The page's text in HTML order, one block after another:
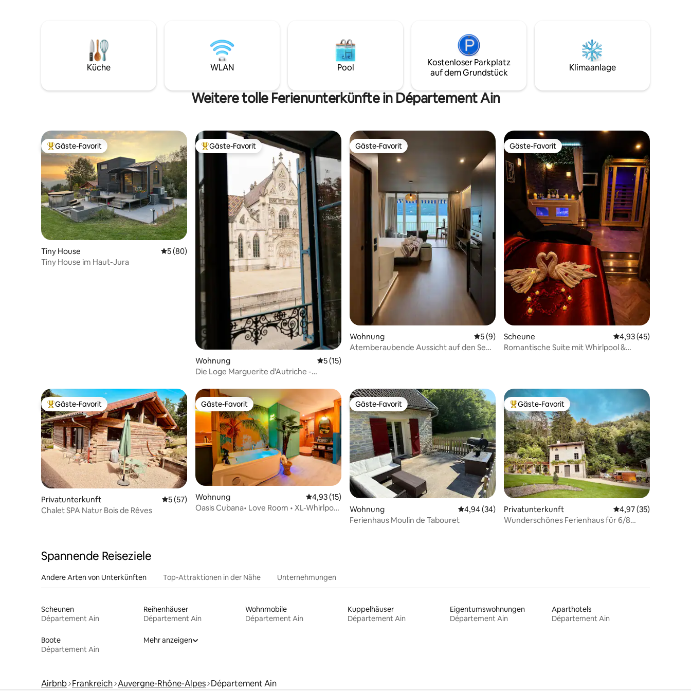
Balneotherapie lädt Sie zu einem
Moment der totalen Entspannung ein,
ideal, um neue Energie zu tanken. Nur
wenige Schritte von den besten
und lassen Sie die Magie wirken!
Herzlich willkommen in der Boho Lodge
Küche WLAN Pool
Kostenloser Parkplatz
auf dem Grundstück
Klimaanlage
Weitere tolle Ferienunterkünfte in Département Ain
Beliebter Gäste-Favorit.
Gäste-Favorit
Tiny House Durchschnittliche Bewertung: 5 von 5, 80 Bewertungen
5 (80)
Tiny House im Haut-Jura
Beliebter Gäste-Favorit.
Gäste-Favorit
Wohnung Durchschnittliche Bewertung: 5 von 5, 15 Bewertungen
5 (15)
Die Loge Marguerite d'Autriche -
Gäste-Favorit
Gäste-Favorit
Wohnung Durchschnittliche Bewertung: 5 von 5, 9 Bewertungen
5 (9)
Atemberaubende Aussicht auf den See
Gäste-Favorit
Gäste-Favorit
Scheune Durchschnittliche
4,93 (45)
Romantische Suite mit Whirlpool &
Beliebter Gäste-Favorit.
Gäste-Favorit
Privatunterkunft Durchschnittliche Bewertung: 5 von 5, 57 Bewertungen
5 (57)
Chalet SPA Natur Bois de Rêves
Gäste-Favorit
Gäste-Favorit
Wohnung Durchschnittliche Bewertung: 4,93 von 5, 15 Bewertungen
4,93 (15)
Oasis Cubana• Love Room • XL-Whirlpool
Gäste-Favorit
Gäste-Favorit
Wohnung Durchschnittliche Bewertung: 4,94 von 5, 34 Bewertungen
4,94 (34)
Ferienhaus Moulin de Tabouret
Beliebter Gäste-Favorit.
Gäste-Favorit
Privatunterkunft Durchschnittliche
4,97 (35)
Wunderschönes Ferienhaus für 6/8
Spannende Reiseziele
Andere Arten von Unterkünften Top-Attraktionen in der Nähe Unternehmungen
Scheunen
Département Ain
Reihenhäuser
Département Ain
Wohnmobile
Département Ain
Kuppelhäuser
Département Ain
Eigentumswohnungen
Département Ain
Aparthotels
Département Ain
Boote
Département Ain
Mehr anzeigen
Airbnb Frankreich Auvergne-Rhône-Alpes Département Ain